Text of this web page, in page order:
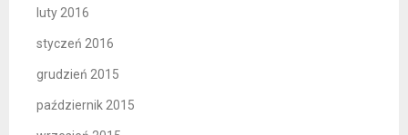
luty 2016
styczeń 2016
grudzień 2015
październik 2015